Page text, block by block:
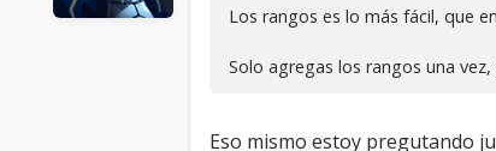
Los rangos es lo más fácil, que
Solo agregas los rangos una
Eso mismo estoy pregutando